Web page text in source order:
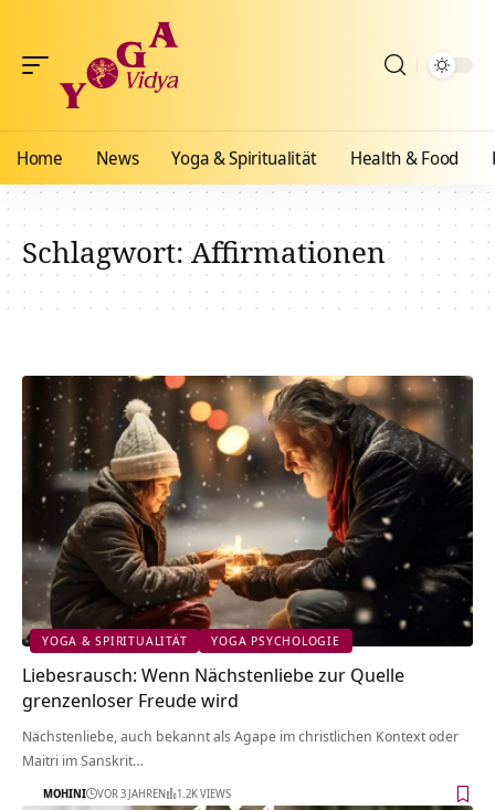
Home News Yoga & Spiritualität Health & Food
Schlagwort:Affirmationen
YOGA & SPIRITUALITÄT YOGA PSYCHOLOGIE
Liebesrausch: Wenn Nächstenliebe zur Quelle
grenzenloser Freude wird
Nächstenliebe, auch bekannt als Agape im christlichen Kontext oder
Maitri im Sanskrit…
MOHINI VOR 3 JAHREN 1.2K VIEWS